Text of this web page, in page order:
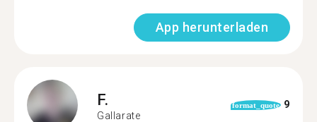
App herunterladen
F.
Gallarate
format_quote 9